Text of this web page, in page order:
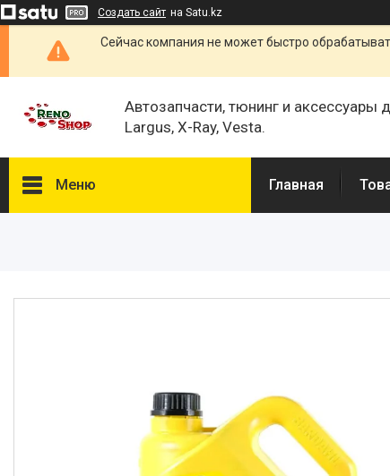
Создать сайт на Satu.kz
Сейчас компания не может быстро
Автозапчасти, тюнинг и аксессуары
Largus, X-Ray, Vesta.
Меню Главная